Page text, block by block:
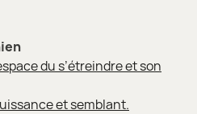
du s’étreindre et son
et semblant.